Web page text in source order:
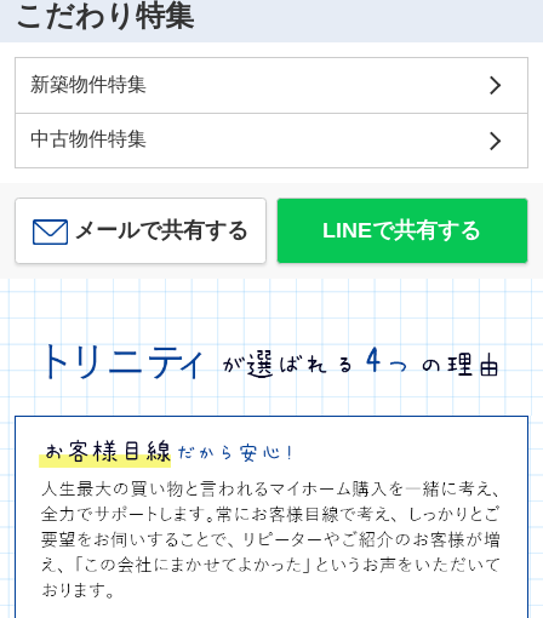
こだわり特集
新築物件特集
中古物件特集
メールで共有する LINEで共有する